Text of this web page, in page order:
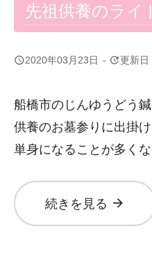
先祖供養のライ
query_builder2020年03月23日 - update更新日
船橋市のじんゆうどう
供養のお墓参りに出掛
単身になることが多く
続きを見る arrow_forward